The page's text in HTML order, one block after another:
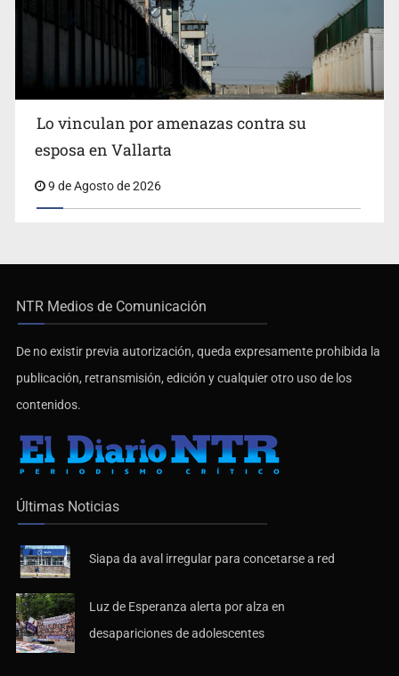
Lo vinculan por amenazas contra su
esposa en Vallarta
9 de Agosto de 2026
NTR Medios de Comunicación
De no existir previa autorización, queda expresamente prohibida la
publicación, retransmisión, edición y cualquier otro uso de los
contenidos.
Últimas Noticias
Siapa da aval irregular para concetarse a red
Luz de Esperanza alerta por alza en
desapariciones de adolescentes